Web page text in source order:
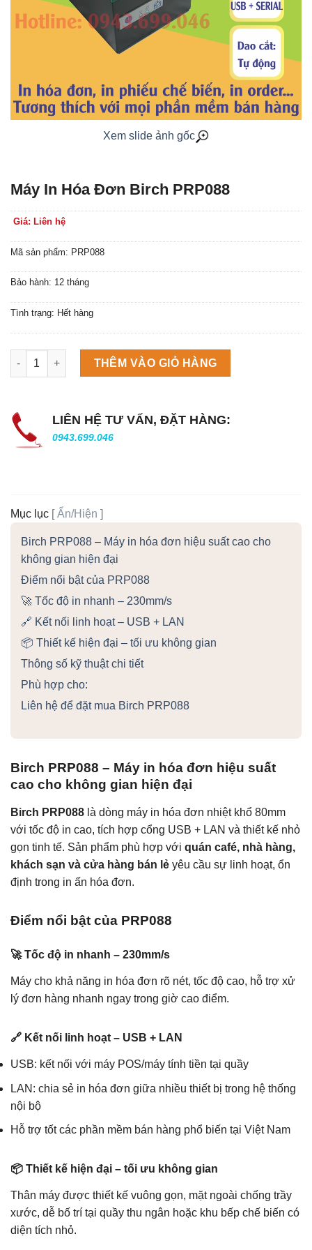
Xem slide ảnh gốc
Máy In Hóa Đơn Birch PRP088
Giá: Liên hệ
Mã sản phẩm: PRP088
Bảo hành: 12 tháng
Tình trạng: Hết hàng
Máy làm đá viên Scotsman NW458AS số lượng
THÊM VÀO GIỎ HÀNG
LIÊN HỆ TƯ VẤN, ĐẶT HÀNG:
0943.699.046
Mục lục [Ẩn/Hiện ]
Birch PRP088 – Máy in hóa đơn hiệu suất cao cho
không gian hiện đại
Điểm nổi bật của PRP088
🚀 Tốc độ in nhanh – 230mm/s
🔗 Kết nối linh hoạt – USB + LAN
📦 Thiết kế hiện đại – tối ưu không gian
Thông số kỹ thuật chi tiết
Phù hợp cho:
Liên hệ để đặt mua Birch PRP088
Birch PRP088 – Máy in hóa đơn hiệu suất
cao cho không gian hiện đại
Birch PRP088 là dòng máy in hóa đơn nhiệt khổ 80mm
với tốc độ in cao, tích hợp cổng USB + LAN và thiết kế nhỏ
gọn tinh tế. Sản phẩm phù hợp với quán café, nhà hàng,
khách sạn và cửa hàng bán lẻ yêu cầu sự linh hoạt, ổn
định trong in ấn hóa đơn.
Điểm nổi bật của PRP088
🚀 Tốc độ in nhanh – 230mm/s
Máy cho khả năng in hóa đơn rõ nét, tốc độ cao, hỗ trợ xử
lý đơn hàng nhanh ngay trong giờ cao điểm.
🔗 Kết nối linh hoạt – USB + LAN
USB: kết nối với máy POS/máy tính tiền tại quầy
LAN: chia sẻ in hóa đơn giữa nhiều thiết bị trong hệ thống
nội bộ
Hỗ trợ tốt các phần mềm bán hàng phổ biến tại Việt Nam
📦 Thiết kế hiện đại – tối ưu không gian
Thân máy được thiết kế vuông gọn, mặt ngoài chống trầy
xước, dễ bố trí tại quầy thu ngân hoặc khu bếp chế biến có
diện tích nhỏ.